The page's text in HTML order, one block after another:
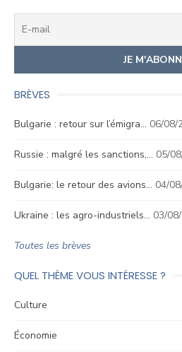
BRÈVES
Bulgarie : retour sur l’émigra… 06/08/
Russie : malgré les sanctions,… 05/
Bulgarie: le retour des avions… 04/
Ukraine : les agro-industriels… 03/
Toutes les brèves
QUEL THÈME VOUS INTÉRESSE ?
Culture
Économie